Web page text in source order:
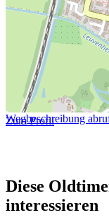
Wegbeschreibung
Zum Profil
Diese
interessieren